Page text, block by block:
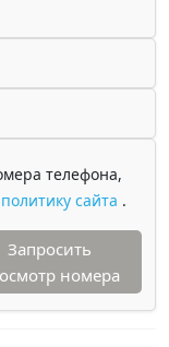
телефона,
сайта .
Запросить
номера